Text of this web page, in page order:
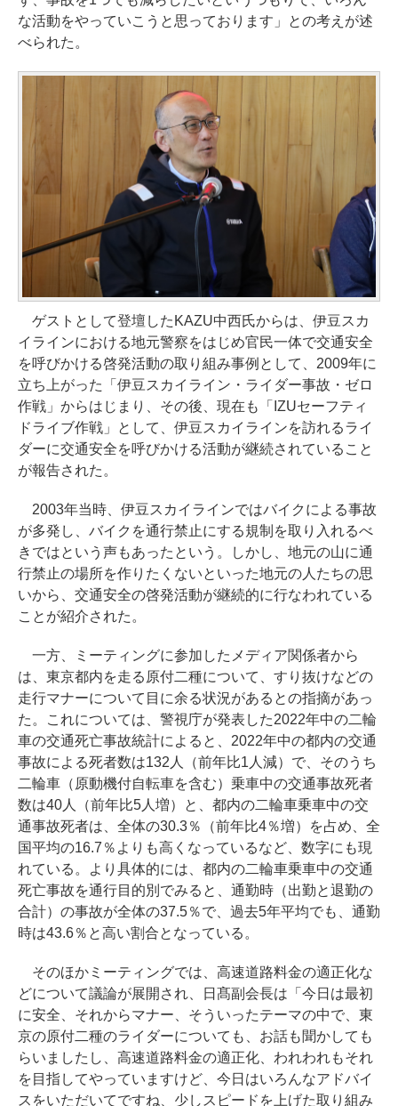
な活動をやっていこうと思っております」との考えが述
べられた。
ゲストとして登壇したKAZU中西氏からは、伊豆スカ
イラインにおける地元警察をはじめ官民一体で交通安全
を呼びかける啓発活動の取り組み事例として、2009年に
立ち上がった「伊豆スカイライン・ライダー事故・ゼロ
作戦」からはじまり、その後、現在も「IZUセーフティ
ドライブ作戦」として、伊豆スカイラインを訪れるライ
ダーに交通安全を呼びかける活動が継続されていること
が報告された。
2003年当時、伊豆スカイラインではバイクによる事故
が多発し、バイクを通行禁止にする規制を取り入れるべ
きではという声もあったという。しかし、地元の山に通
行禁止の場所を作りたくないといった地元の人たちの思
いから、交通安全の啓発活動が継続的に行なわれている
ことが紹介された。
一方、ミーティングに参加したメディア関係者から
は、東京都内を走る原付二種について、すり抜けなどの
走行マナーについて目に余る状況があるとの指摘があっ
た。これについては、警視庁が発表した2022年中の二輪
車の交通死亡事故統計によると、2022年中の都内の交通
事故による死者数は132人（前年比1人減）で、そのうち
二輪車（原動機付自転車を含む）乗車中の交通事故死者
数は40人（前年比5人増）と、都内の二輪車乗車中の交
通事故死者は、全体の30.3％（前年比4％増）を占め、全
国平均の16.7％よりも高くなっているなど、数字にも現
れている。より具体的には、都内の二輪車乗車中の交通
死亡事故を通行目的別でみると、通勤時（出勤と退勤の
合計）の事故が全体の37.5％で、過去5年平均でも、通勤
時は43.6％と高い割合となっている。
そのほかミーティングでは、高速道路料金の適正化な
どについて議論が展開され、日髙副会長は「今日は最初
に安全、それからマナー、そういったテーマの中で、東
京の原付二種のライダーについても、お話も聞かしても
らいましたし、高速道路料金の適正化、われわれもそれ
を目指してやっていますけど、今日はいろんなアドバイ
スをいただいてですね、少しスピードを上げた取り組み